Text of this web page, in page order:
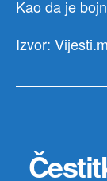
Kao da je
Izvor: